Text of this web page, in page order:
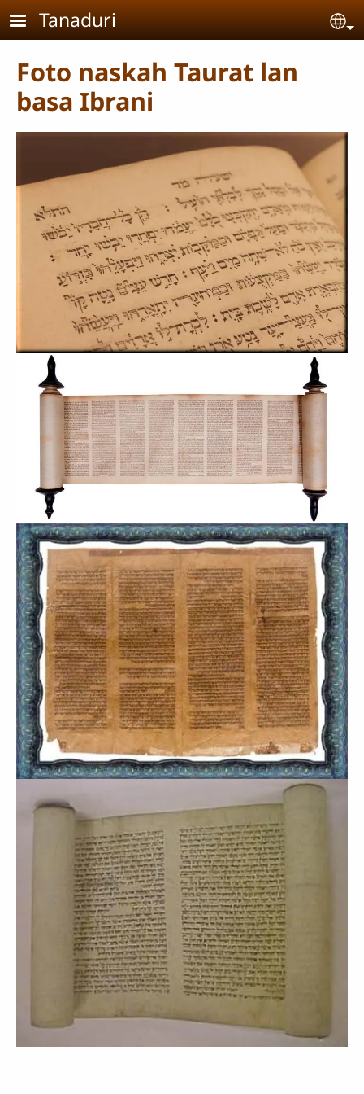
Skip to main content
Tanaduri
Foto naskah Taurat lan
basa Ibrani